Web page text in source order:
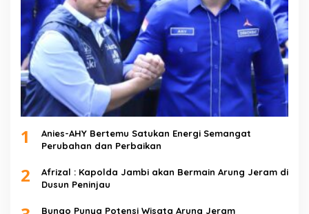
1
Anies-AHY Bertemu Satukan Energi Semangat
Perubahan dan Perbaikan
2
Afrizal : Kapolda Jambi akan Bermain Arung Jeram di
Dusun Peninjau
Bungo Punya Potensi Wisata Arung Jeram